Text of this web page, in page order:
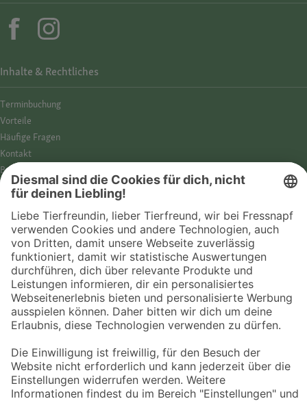
© 2026 Fressnapf Tiernahrungs GmbH
Westpreußenstraße 32-38
Inhalte & Rechtliches
Termin­buchung
Vorteile
Häufige Fragen
Kontakt
Barrierefreiheit
Impressum
Datenschutz­hinweise
Cookies
AGB
Entdecke Fressnapf
Tierversicherung
GPS-Tracker
Fressnapf Salon
Online-Shop